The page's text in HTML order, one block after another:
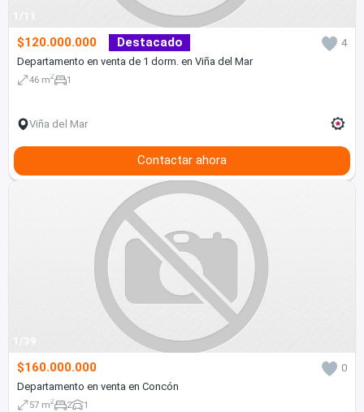
1/11
$120.000.000 Destacado
4
Departamento en venta de 1 dorm. en Viña del Mar
46 m2 1
Viña del Mar
Contactar ahora
1/39
$160.000.000
0
Departamento en venta en Concón
57 m2 2 1